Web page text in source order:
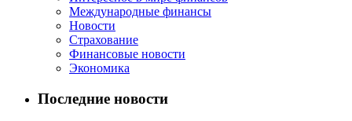
Международные финансы
Новости
Страхование
Финансовые новости
Экономика
Последние новости